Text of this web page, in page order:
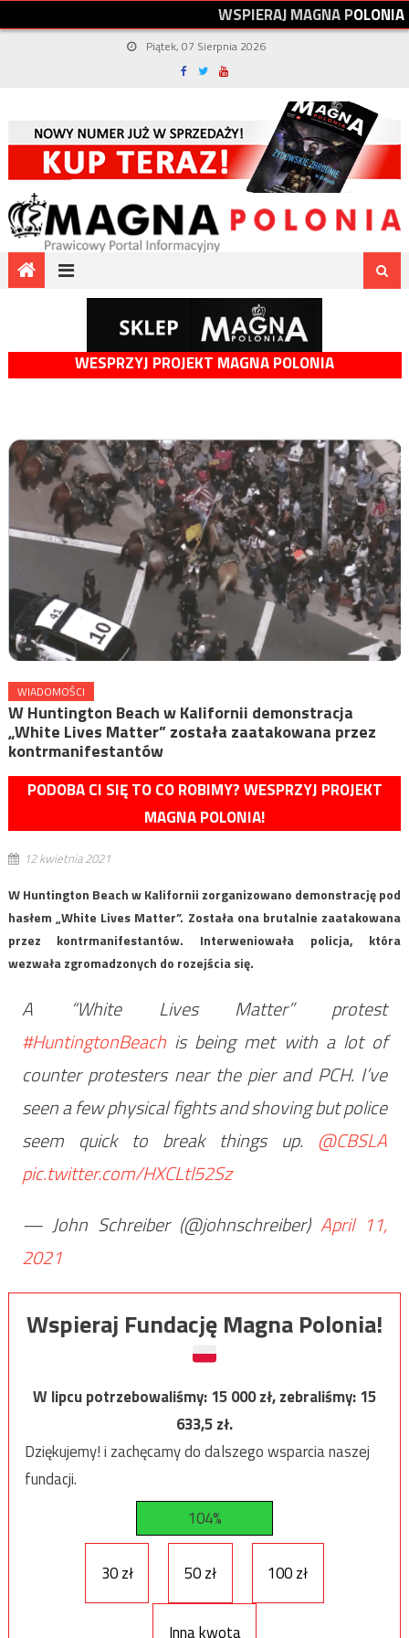
WSPIERAJMAGNAPOLONIA
Piątek, 07 Sierpnia 2026
WESPRZYJ PROJEKT MAGNA POLONIA
WIADOMOŚCI
W Huntington Beach w Kalifornii demonstracja
„White Lives Matter” została zaatakowana przez
kontrmanifestantów
PODOBA CI SIĘ TO CO ROBIMY? WESPRZYJ PROJEKT
MAGNA POLONIA!
12 kwietnia 2021
W Huntington Beach w Kalifornii zorganizowano demonstrację pod
hasłem „White Lives Matter”. Została ona brutalnie zaatakowana
przez kontrmanifestantów. Interweniowała policja, która
wezwała zgromadzonych do rozejścia się.
A “White Lives Matter” protest
#HuntingtonBeachis being met with a lot of
counter protesters near the pier and PCH. I’ve
seen a few physical fights and shoving but police
seem quick to break things up. @CBSLA
pic.twitter.com/HXCLtl52Sz
— John Schreiber (@johnschreiber) April 11,
2021
Wspieraj Fundację Magna Polonia!
W lipcu potrzebowaliśmy:15 000zł, zebraliśmy:15
633,5zł.
Dziękujemy! i zachęcamy do dalszego wsparcia naszej
fundacji.
104%
30 zł 50 zł 100 zł
Inna kwota